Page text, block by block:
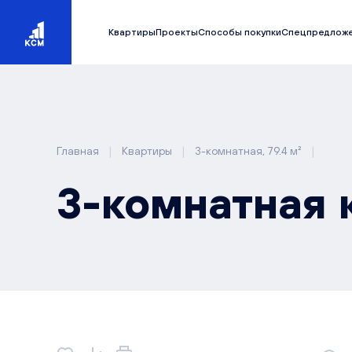
КвартирыПроектыСпособы покупки
Главная | Квартиры | 3-комнатная, 79.4 м² |
3-комнатная